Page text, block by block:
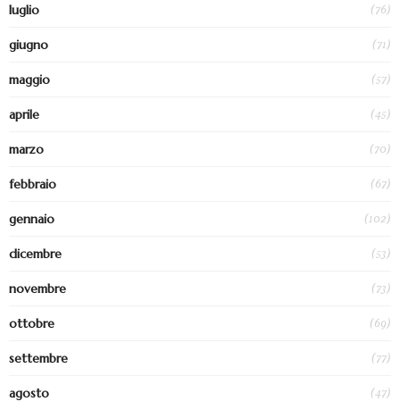
luglio (76)
giugno (71)
maggio (57)
aprile (45)
marzo (70)
febbraio (67)
gennaio (102)
dicembre (53)
novembre (73)
ottobre (69)
settembre (77)
agosto (47)